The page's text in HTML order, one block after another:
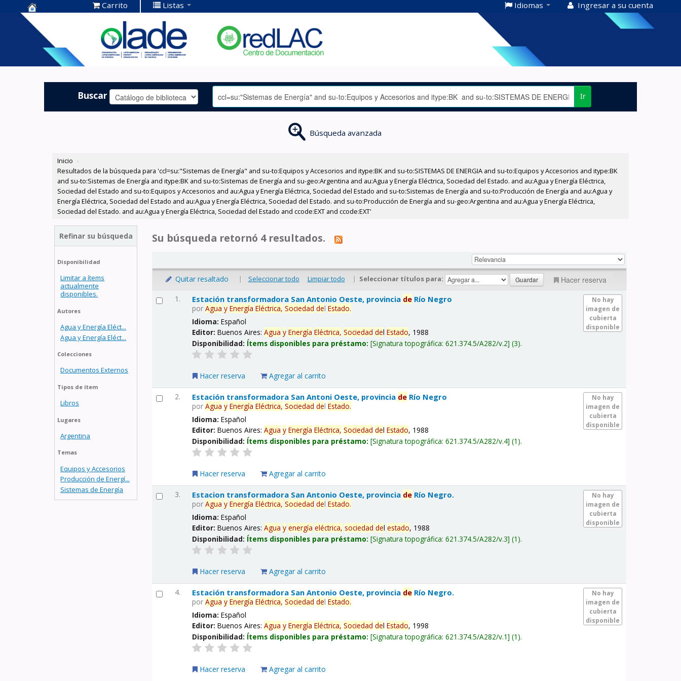
Centro de
Documentación
OLADE -
Carrito Listas Idiomas Ingresar a su cuenta
Buscar Ir
Búsqueda avanzada
Inicio ›
Resultados de la búsqueda para 'ccl=su:"Sistemas de Energía" and su-to:Equipos y Accesorios and itype:BK and su-to:SISTEMAS DE ENERGIA and su-to:Equipos y Accesorios and itype:BK
and su-to:Sistemas de Energía and itype:BK and su-to:Sistemas de Energía and su-geo:Argentina and au:Agua y Energía Eléctrica, Sociedad del Estado. and au:Agua y Energía Eléctrica,
Sociedad del Estado and su-to:Equipos y Accesorios and au:Agua y Energía Eléctrica, Sociedad del Estado and su-to:Sistemas de Energía and su-to:Producción de Energía and au:Agua y
Energía Eléctrica, Sociedad del Estado and au:Agua y Energía Eléctrica, Sociedad del Estado. and su-to:Producción de Energía and su-geo:Argentina and au:Agua y Energía Eléctrica,
Sociedad del Estado. and au:Agua y Energía Eléctrica, Sociedad del Estado and ccode:EXT and ccode:EXT'
Refinar su búsqueda
Disponibilidad
Limitar a ítems
actualmente
disponibles.
Autores
Agua y Energía Eléct...
Agua y Energía Eléct...
Colecciones
Documentos Externos
Tipos de ítem
Libros
Lugares
Argentina
Temas
Equipos y Accesorios
Producción de Energí...
Sistemas de Energía
Su búsqueda retornó 4 resultados.
Quitar resaltado | Seleccionar todo Limpiar todo | Seleccionar títulos para: Hacer reserva
1.
No hay
imagen de
cubierta
disponible
Estación transformadora San Antonio Oeste, provincia de Río Negro
porAgua y Energía Eléctrica, Sociedad delEstado.
Idioma:Español
Editor:Buenos Aires:Agua y Energía Eléctrica, Sociedad delEstado, 1988
Disponibilidad: Ítems disponibles para préstamo: Signatura topográfica:621.374.5/A282/v.2 (3).
Hacer reserva Agregar al carrito
2.
No hay
imagen de
cubierta
disponible
Estación transformadora San Antoni Oeste, provincia de Río Negro
porAgua y Energía Eléctrica, Sociedad delEstado.
Idioma:Español
Editor:Buenos Aires:Agua y Energía Eléctrica, Sociedad delEstado, 1988
Disponibilidad: Ítems disponibles para préstamo: Signatura topográfica:621.374.5/A282/v.4 (1).
Hacer reserva Agregar al carrito
3.
No hay
imagen de
cubierta
disponible
Estacion transformadora San Antonio Oeste, provincia de Río Negro.
porAgua y Energía Eléctrica, Sociedad delEstado.
Idioma:Español
Editor:Buenos Aires:Agua y energía eléctrica, sociedad delestado, 1988
Disponibilidad: Ítems disponibles para préstamo: Signatura topográfica:621.374.5/A282/v.3 (1).
Hacer reserva Agregar al carrito
4.
No hay
imagen de
cubierta
disponible
Estación transformadora San Antonio Oeste, provincia de Río Negro.
porAgua y Energía Eléctrica, Sociedad delEstado.
Idioma:Español
Editor:Buenos Aires:Agua y Energía Eléctrica, Sociedad delEstado, 1998
Disponibilidad: Ítems disponibles para préstamo: Signatura topográfica:621.374.5/A282/v.1 (1).
Hacer reserva Agregar al carrito